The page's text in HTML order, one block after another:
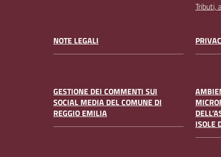
Tributi,
NOTE LEGALI
GESTIONE DEI COMMENTI SUI
SOCIAL MEDIA DEL COMUNE DI
REGGIO EMILIA
ISOLE